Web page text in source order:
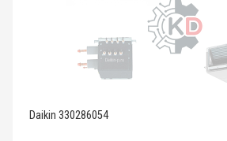
Daikin 330286054